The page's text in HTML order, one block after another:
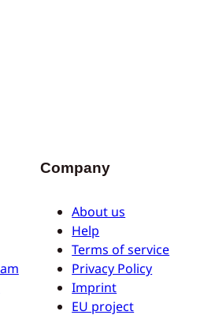
Company
About us
Help
Terms of service
Privacy Policy
Imprint
EU project